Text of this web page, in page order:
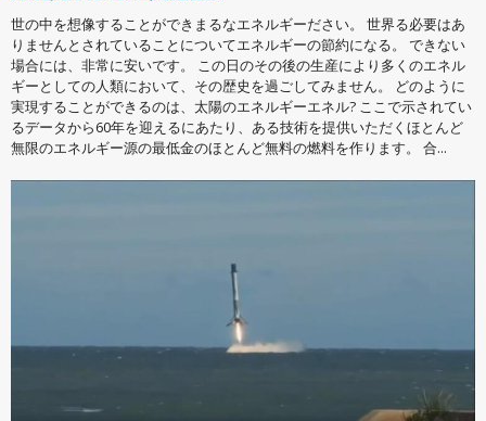
世の中を想像することができまるなエネルギーださい。 世界る必要はあ
りませんとされていることについてエネルギーの節約になる。 できない
場合には、非常に安いです。 この日のその後の生産により多くのエネル
ギーとしての人類において、その歴史を過ごしてみません。 どのように
実現することができるのは、太陽のエネルギーエネル? ここで示されてい
るデータから60年を迎えるにあたり、ある技術を提供いただくほとんど
無限のエネルギー源の最低金のほとんど無料の燃料を作ります。 合...